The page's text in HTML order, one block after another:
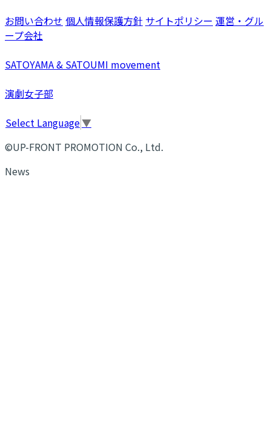
お問い合わせ 個人情報保護方針 サイトポリシー 運営・グル
ープ会社
SATOYAMA & SATOUMI movement
演劇女子部
Select Language▼
©UP-FRONT PROMOTION Co., Ltd.
News